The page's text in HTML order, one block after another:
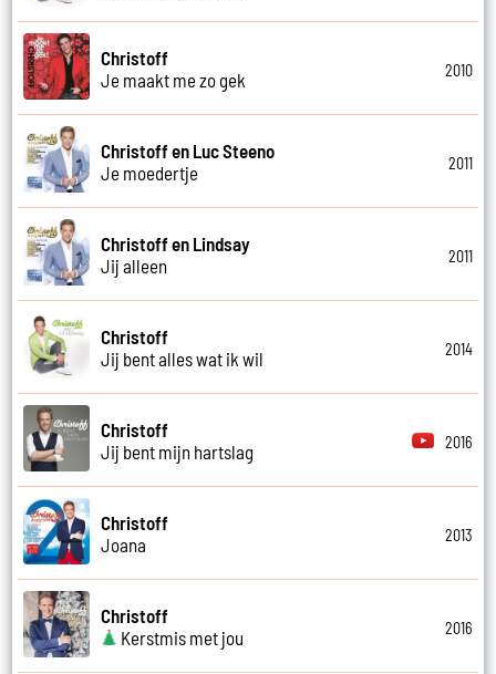
Christoff
Je maakt me zo gek
2010
Christoff en Luc Steeno
Je moedertje
2011
Christoff en Lindsay
Jij alleen
2011
Christoff
Jij bent alles wat ik wil
2014
Christoff
Jij bent mijn hartslag
2016
Christoff
Joana
2013
Christoff
Kerstmis met jou
2016